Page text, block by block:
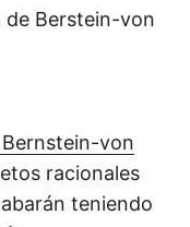
Berstein-von
von
racionales
teniendo